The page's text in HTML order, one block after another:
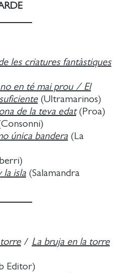
les criatures fantàstiques
en té mai prou / El
(Ultramarinos)
de la teva edat(Proa)
única bandera (La
la isla (Salamandra
torre/ La bruja en la torre
Editor)